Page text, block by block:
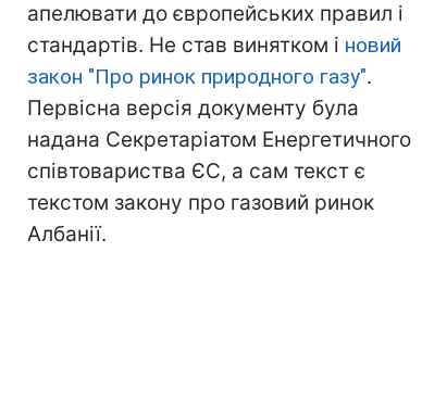
апелювати до європейських правил і
стандартів. Не став винятком і новий
закон "Про ринок природного газу".
Первісна версія документу була
надана Секретаріатом Енергетичного
співтовариства ЄС, а сам текст є
текстом закону про газовий ринок
Албанії.